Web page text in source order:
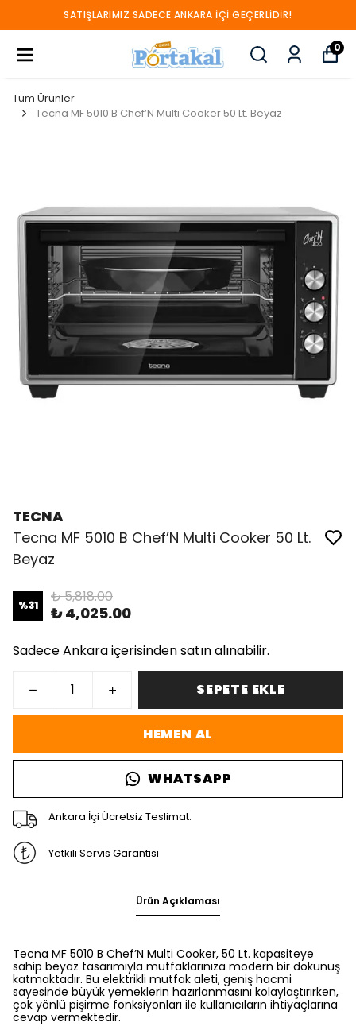
SATIŞLARIMIZ SADECE ANKARA İÇİ GEÇERLİDİR!
0
Tüm Ürünler
Tecna MF 5010 B Chef’N Multi Cooker 50 Lt. Beyaz
TECNA
Tecna MF 5010 B Chef’N Multi Cooker 50 Lt.
Beyaz
%31 ₺ 5,818.00
₺ 4,025.00
Sadece Ankara içerisinden satın alınabilir.
SEPETE EKLE
HEMEN AL
WHATSAPP
Ankara İçi Ücretsiz Teslimat.
Yetkili Servis Garantisi
Ürün Açıklaması
Tecna MF 5010 B Chef’N Multi Cooker, 50 Lt. kapasiteye
sahip beyaz tasarımıyla mutfaklarınıza modern bir dokunuş
katmaktadır. Bu elektrikli mutfak aleti, geniş hacmi
sayesinde büyük yemeklerin hazırlanmasını kolaylaştırırken,
çok yönlü pişirme fonksiyonları ile kullanıcıların ihtiyaçlarına
cevap vermektedir.